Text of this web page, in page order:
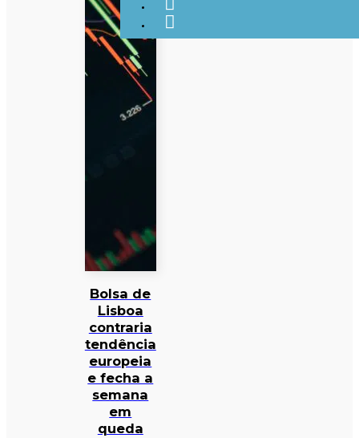
Bolsa de
Lisboa
contraria
tendência
europeia
e fecha a
semana
em
queda